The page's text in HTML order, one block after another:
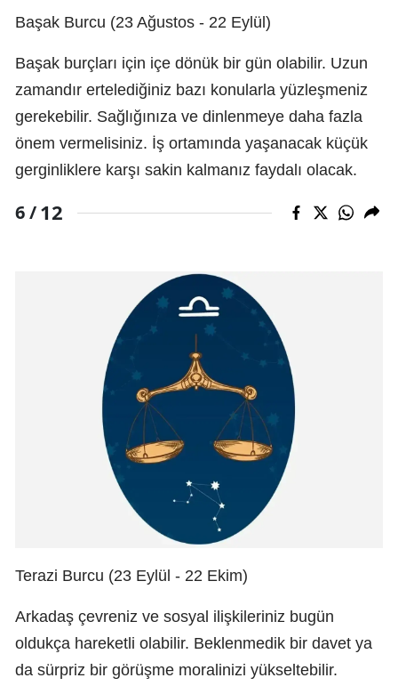
Başak Burcu (23 Ağustos - 22 Eylül)
Başak burçları için içe dönük bir gün olabilir. Uzun
zamandır ertelediğiniz bazı konularla yüzleşmeniz
gerekebilir. Sağlığınıza ve dinlenmeye daha fazla
önem vermelisiniz. İş ortamında yaşanacak küçük
gerginliklere karşı sakin kalmanız faydalı olacak.
6 /12
Terazi Burcu (23 Eylül - 22 Ekim)
Arkadaş çevreniz ve sosyal ilişkileriniz bugün
oldukça hareketli olabilir. Beklenmedik bir davet ya
da sürpriz bir görüşme moralinizi yükseltebilir.